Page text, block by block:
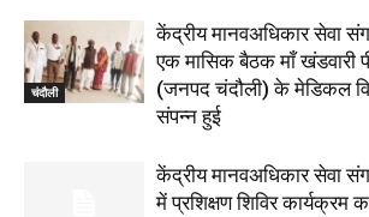
चंदौली
केंद्रीय मानवअधिकार सेवा
एक मासिक बैठक माँ खंडवारी
(जनपद चंदौली) के मेडिकल
संपन्न हुई
केंद्रीय मानवअधिकार सेवा
में प्रशिक्षण शिविर